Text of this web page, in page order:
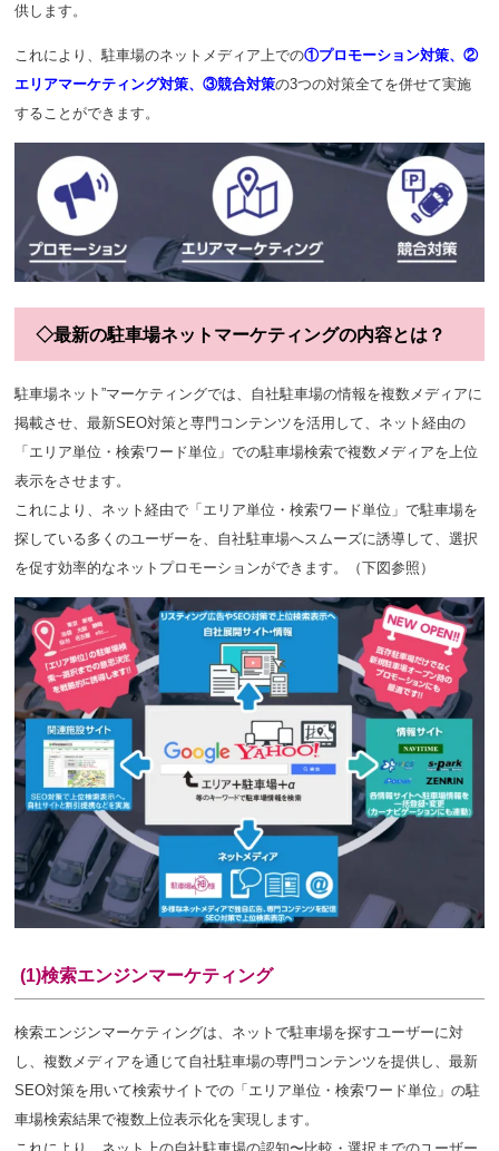
供します。
これにより、駐車場のネットメディア上での①プロモーション対策、②
エリアマーケティング対策、③競合対策の3つの対策全てを併せて実施
することができます。
◇最新の駐車場ネットマーケティングの内容とは？
駐車場ネット”マーケティングでは、 自社駐車場の情報を複数メディアに
掲載させ、最新SEO対策と専門コンテンツを活用 して、ネット経由の
「 エリア単位 ・検索ワード単位 」での駐車場検索で複数メディアを上位
表示をさせます。
これにより、 ネット経由で「エリア単位・検索ワード単位」で駐車場を
探している多くのユーザーを、 自社駐車場へスムーズに誘導して、選択
を促す効率的なネットプロモーションができます。（下図参照）
(1)検索エンジンマーケティング
検索エンジンマーケティングは、ネットで駐車場を探すユーザーに対
し、複数メディアを通じて自社駐車場の専門コンテンツを提供し、最新
SEO対策を用いて検索サイトでの「エリア単位・検索ワード単位」の駐
車場検索結果で複数上位表示化を実現します。